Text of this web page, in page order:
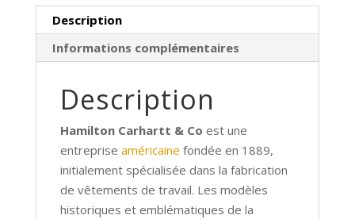
Description
Informations complémentaires
Description
Hamilton Carhartt & Co est une
entreprise américaine fondée en 1889,
initialement spécialisée dans la fabrication
de vêtements de travail. Les modèles
historiques et emblématiques de la